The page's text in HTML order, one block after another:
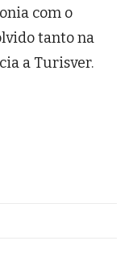
com o
tanto na
a Turisver.